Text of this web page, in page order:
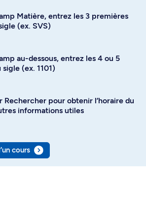
Matière, entrez les 3 premières
(ex. SVS)
au-dessous, entrez les 4 ou 5
(ex. 1101)
Rechercher pour obtenir l’horaire du
informations utiles
cours